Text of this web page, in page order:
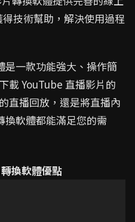
技術幫助，解決使用過程
一款功能強大、操作簡
載 YouTube 直播影片的
直播回放，還是將直播內
軟體都能滿足您的需
換軟體優點